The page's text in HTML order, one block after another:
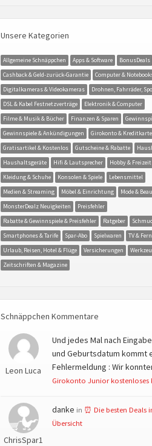
Unsere Kategorien
Allgemeine Schnäppchen Apps & Software
BonusDeals
Cashback & Geld-zurück-Garantie
Computer &
Digitalkameras & Videokameras
Drohnen, Fahrräder,
DSL & Kabel Festnetzverträge
Elektronik & Computer
Filme & Musik & Bücher
Finanzen & Sparen
Gewinnspiele & Ankündigungen
Girokonto & Kreditkarte
Gratisartikel & Kostenlos
Gutscheine & Rabatte
Haushaltsgeräte
Hifi & Lautsprecher Hobby & Freizeit
Kleidung & Schuhe
Konsolen & Spiele
Lebensmittel
Medien & Streaming
Möbel & Einrichtung
Mode &
MonsterDealz Neuigkeiten
Preisfehler
Rabatte & Gewinnspiele & Preisfehler
Ratgeber
Smartphones & Tarife
Spar-Abo Spielwaren
TV &
Urlaub, Reisen, Hotel & Flüge
Versicherungen
Zeitschriften & Magazine
Schnäppchen Kommentare
Leon Luca
Und jedes Mal nach
und Geburtsdatum kommt
Fehlermeldung : Wir
Girokonto Junior kostenloses
ChrisSpar1
danke in ⏰ Die besten Deals
Übersicht